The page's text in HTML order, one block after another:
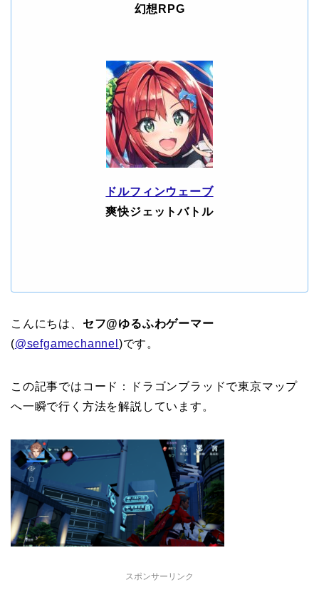
幻想RPG
ドルフィンウェーブ
爽快ジェットバトル
こんにちは、 セフ@ゆるふわゲーマー
(@sefgamechannel )です。
この記事ではコード：ドラゴンブラッドで東京マップ
へ一瞬で行く方法を解説しています。
スポンサーリンク